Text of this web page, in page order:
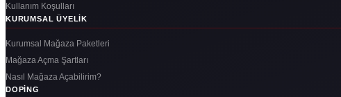
Kullanım Koşulları
KURUMSAL ÜYELIK
Kurumsal Mağaza Paketleri
Mağaza Açma Şartları
Nasıl Mağaza Açabilirim?
DOPING